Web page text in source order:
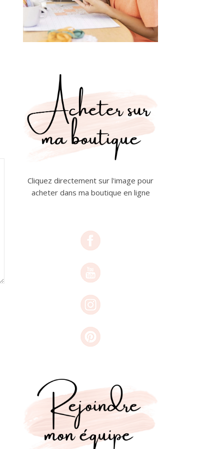
Cliquez directement sur l'image pour
acheter dans ma boutique en ligne